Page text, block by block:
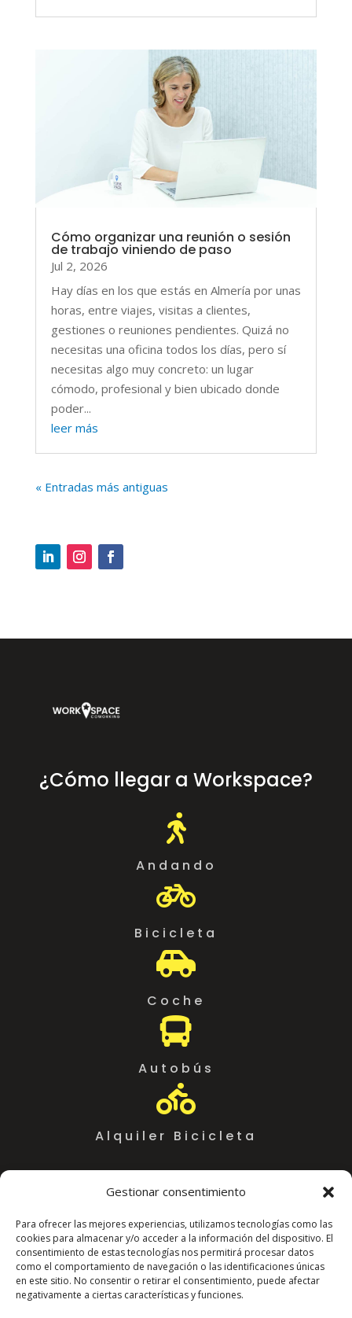
Gestionar consentimiento
Para ofrecer las mejores experiencias, utilizamos tecnologías como las
cookies para almacenar y/o acceder a la información del dispositivo. El
consentimiento de estas tecnologías nos permitirá procesar datos
como el comportamiento de navegación o las identificaciones únicas
en este sitio. No consentir o retirar el consentimiento, puede afectar
negativamente a ciertas características y funciones.
Cómo organizar una reunión o sesión
de trabajo viniendo de paso
Jul 2, 2026
Hay días en los que estás en Almería por unas
horas, entre viajes, visitas a clientes,
gestiones o reuniones pendientes. Quizá no
necesitas una oficina todos los días, pero sí
necesitas algo muy concreto: un lugar
cómodo, profesional y bien ubicado donde
poder...
leer más
« Entradas más antiguas
¿Cómo llegar a Workspace?

Andando

Bicicleta

Coche

Autobús

Alquiler Bicicleta